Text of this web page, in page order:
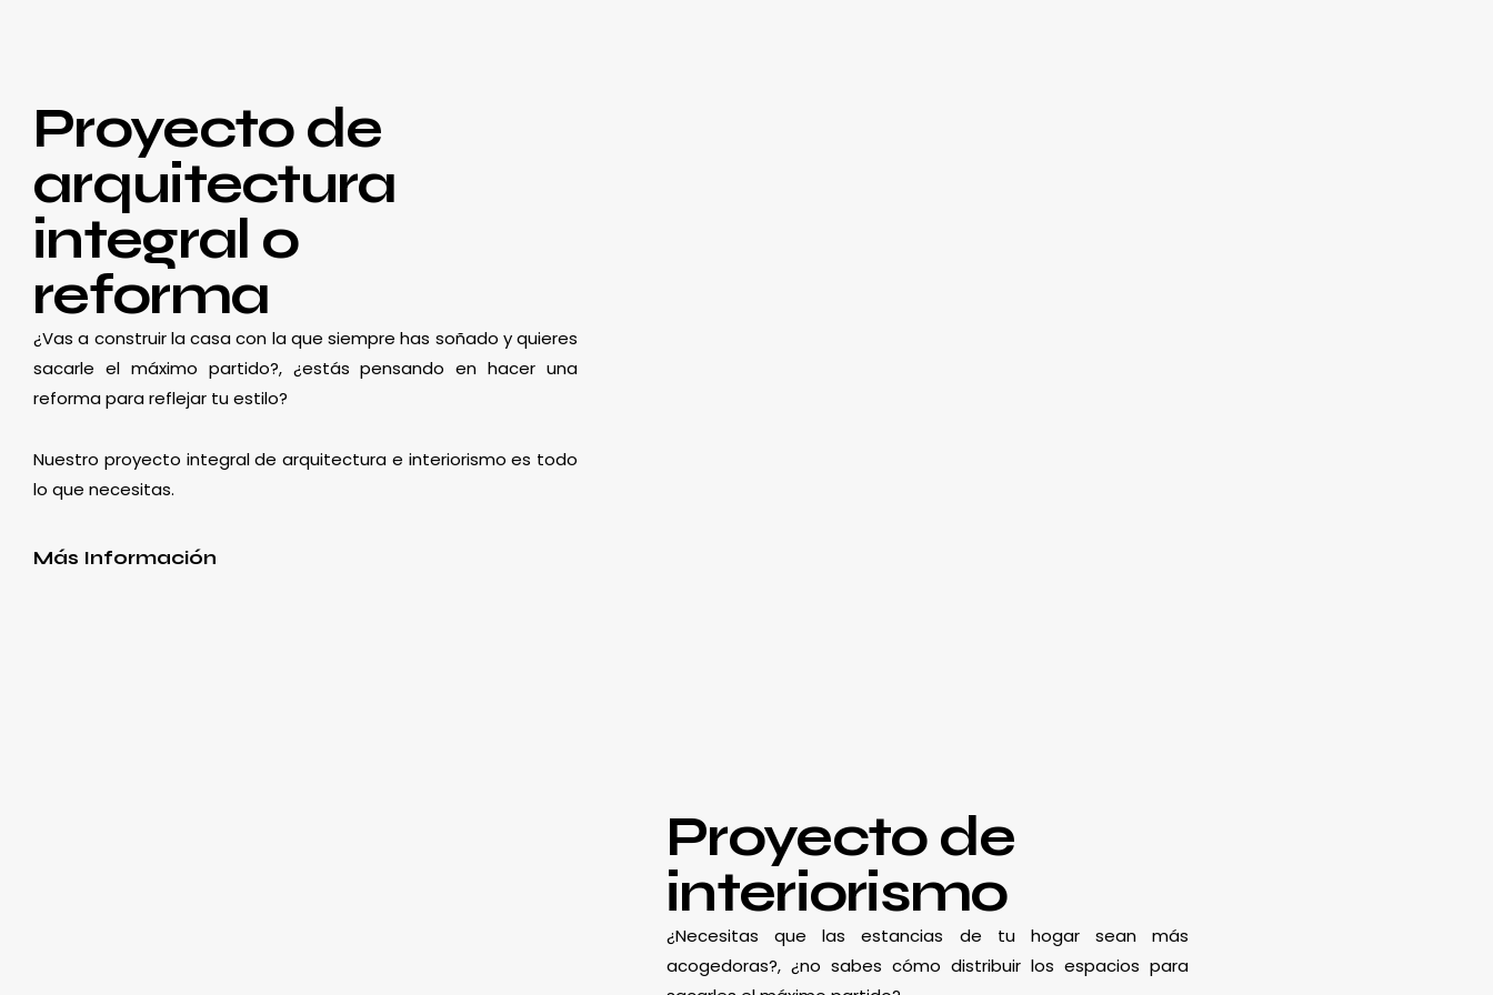
Proyecto de
arquitectura
integral o
reforma
¿Vas a construir la casa con la que siempre has soñado y quieres
sacarle el máximo partido?, ¿estás pensando en hacer una
reforma para reflejar tu estilo?
Nuestro proyecto integral de arquitectura e interiorismo es todo
lo que necesitas.
Más Información
Proyecto de
interiorismo
¿Necesitas que las estancias de tu hogar sean más
acogedoras?, ¿no sabes cómo distribuir los espacios para